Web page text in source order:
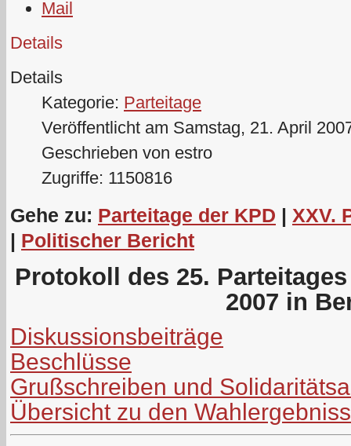
Details
Details
Kategorie: Parteitage
Veröffentlicht am Samstag, 21. April
Geschrieben von estro
Zugriffe: 1150816
Gehe zu: Parteitage der KPD | XXV.
| Politischer Bericht
Protokoll des 25.
2007 in
Diskussionsbeiträge
Beschlüsse
Grußschreiben und
Übersicht zu den